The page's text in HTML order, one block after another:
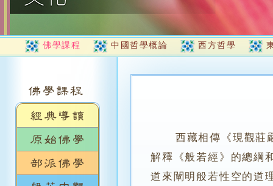
佛學課程 中國哲學概論 西方哲學
西藏相傳《現觀莊
解釋《般若經》的總綱
道來闡明般若性空的道